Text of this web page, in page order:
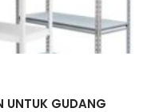
UNTUK GUDANG